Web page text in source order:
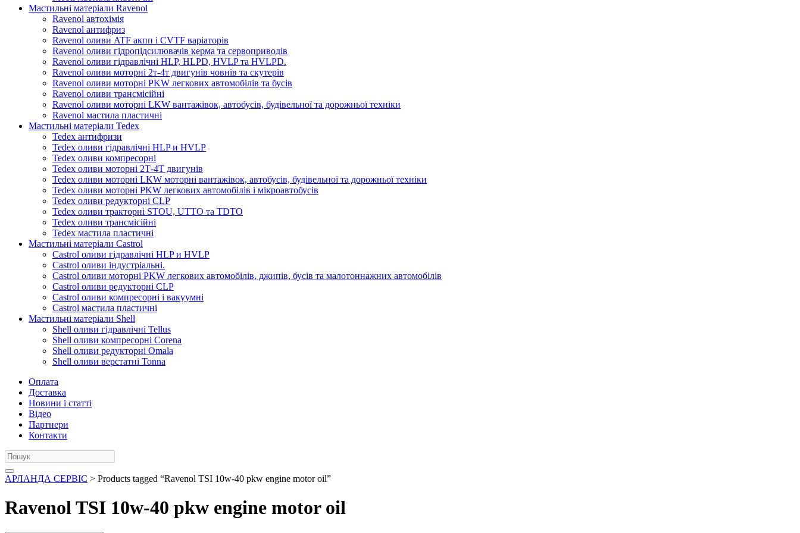
Мастильні матеріали Ravenol
Ravenol автохімія
Ravenol антифриз
Ravenol оливи ATF акпп і CVTF варіаторів
Ravenol оливи гідропідсилювачів керма та сервоприводів
Ravenol оливи гідравлічні HLP, HLPD, HVLP та HVLPD.
Ravenol оливи моторні 2т-4т двигунів човнів та скутерів
Ravenol оливи моторні PKW легкових автомобілів та бусів
Ravenol оливи трансмісійні
Ravenol оливи моторні LKW вантажівок, автобусів, будівельної та дорожньої техніки
Ravenol мастила пластичні
Мастильні матеріали Tedex
Tedex антифризи
Tedex оливи гідравлічні HLP и HVLP
Tedex оливи компресорні
Tedex оливи моторні 2Т-4Т двигунів
Tedex оливи моторні LKW моторні вантажівок, автобусів, будівельної та дорожньої техніки
Tedex оливи моторні PKW легкових автомобілів і мікроавтобусів
Tedex оливи редукторні CLP
Tedex оливи тракторні STOU, UTTO та TDTO
Tedex оливи трансмісійні
Tedex мастила пластичні
Мастильні матеріали Castrol
Castrol оливи гідравлічні HLP и HVLP
Castrol оливи індустріальні.
Castrol оливи моторні PKW легкових автомобілів, джипів, бусів та малотоннажних автомобілів
Castrol оливи редукторні CLP
Castrol оливи компресорні і вакуумні
Castrol мастила пластичні
Мастильні матеріали Shell
Shell оливи гідравлічні Tellus
Shell оливи компресорні Corena
Shell оливи редукторні Omala
Shell оливи верстатні Tonna
Оплата
Доставка
Новини і статті
Відео
Партнери
Контакти
АРЛАНДА СЕРВІС > Products tagged “Ravenol TSI 10w-40 pkw engine motor oil”
Ravenol TSI 10w-40 pkw engine motor oil